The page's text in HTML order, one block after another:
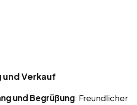
Verkauf
und Begrüßung: Freundlicher